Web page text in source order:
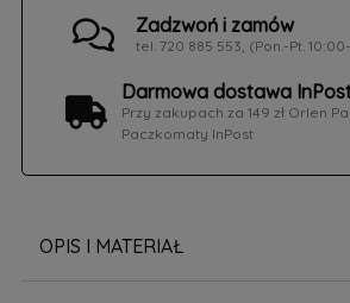
Zadzwoń i zamów
tel. 720 885 553, (Pon.-Pt.
Darmowa dostawa
Przy zakupach za 149 zł Orlen
Paczkomaty InPost
OPIS I MATERIAŁ